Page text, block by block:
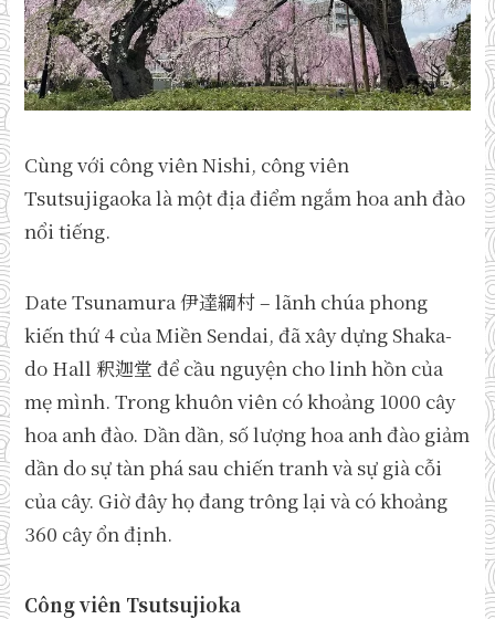
Cùng với công viên Nishi, công viên
Tsutsujigaoka là một địa điểm ngắm hoa anh đào
nổi tiếng.
Date Tsunamura 伊達綱村 – lãnh chúa phong
kiến ​​thứ 4 của Miền Sendai, đã xây dựng Shaka-
do Hall 釈迦堂 để cầu nguyện cho linh hồn của
mẹ mình. Trong khuôn viên có khoảng 1000 cây
hoa anh đào. Dần dần, số lượng hoa anh đào giảm
dần do sự tàn phá sau chiến tranh và sự già cỗi
của cây. Giờ đây họ đang trông lại và có khoảng
360 cây ổn định.
Công viên Tsutsujioka